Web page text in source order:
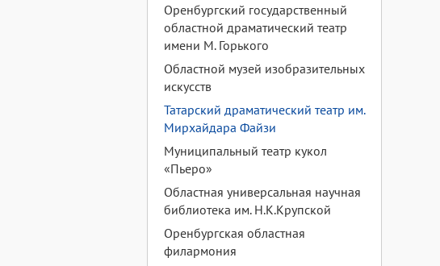
Оренбургский государственный
областной драматический театр
имени М. Горького
Областной музей изобразительных
искусств
Татарский драматический театр им.
Мирхайдара Файзи
Муниципальный театр кукол
«Пьеро»
Областная универсальная научная
библиотека им. Н.К.Крупской
Оренбургская областная
филармония